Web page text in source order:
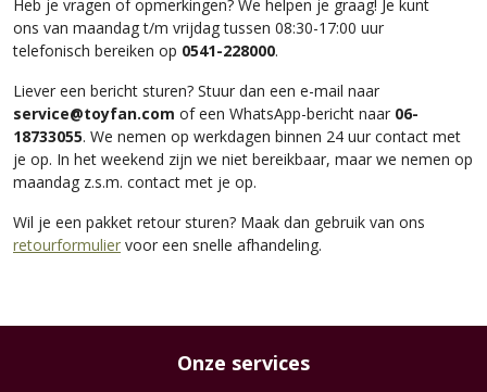
Heb je vragen of opmerkingen? We helpen je graag! Je kunt
ons van maandag t/m vrijdag tussen 08:30-17:00 uur
telefonisch bereiken op 0541-228000.
Liever een bericht sturen? Stuur dan een e-mail naar
service@toyfan.com of een WhatsApp-bericht naar 06-
18733055. We nemen op werkdagen binnen 24 uur contact met
je op. In het weekend zijn we niet bereikbaar, maar we nemen op
maandag z.s.m. contact met je op.
Wil je een pakket retour sturen? Maak dan gebruik van ons
retourformulier voor een snelle afhandeling.
Onze services